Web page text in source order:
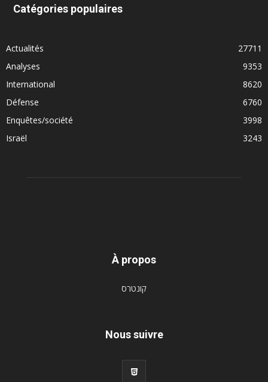
Catégories populaires
Actualités
27711
Analyses
9353
International
8620
Défense
6760
Enquêtes/société
3998
Israël
3243
À propos
קונטרס
Nous suivre